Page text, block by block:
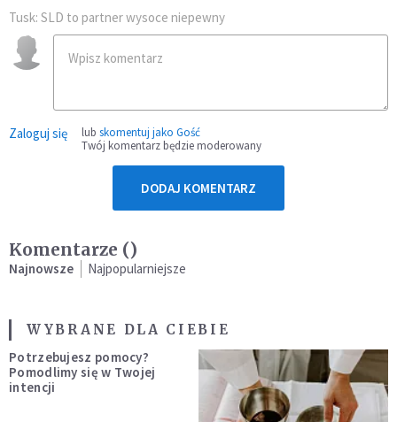
Tusk: SLD to partner wysoce niepewny
Zaloguj się lub skomentuj jako Gość
Twój komentarz będzie moderowany
DODAJ KOMENTARZ
Komentarze ()
Najnowsze Najpopularniejsze
WYBRANE DLA CIEBIE
Potrzebujesz pomocy?
Pomodlimy się w Twojej
intencji